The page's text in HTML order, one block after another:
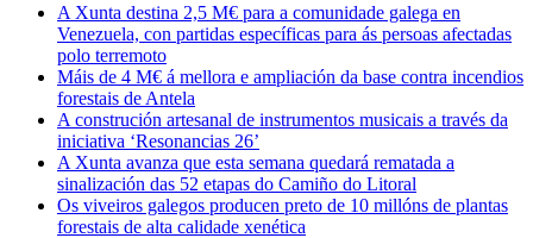
A Xunta destina 2,5 M€ para a comunidade galega en
Venezuela, con partidas específicas para ás persoas afectadas
polo terremoto
Máis de 4 M€ á mellora e ampliación da base contra incendios
forestais de Antela
A construción artesanal de instrumentos musicais a través da
iniciativa ‘Resonancias 26’
A Xunta avanza que esta semana quedará rematada a
sinalización das 52 etapas do Camiño do Litoral
Os viveiros galegos producen preto de 10 millóns de plantas
forestais de alta calidade xenética